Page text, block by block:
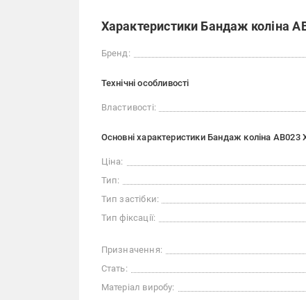
Характеристики Бандаж коліна
Бренд:
Технічні особливості
Властивості:
Основні характеристики Бандаж коліна
Ціна:
Тип:
Тип застібки:
Тип фіксації:
Призначення:
Стать:
Матеріал виробу: